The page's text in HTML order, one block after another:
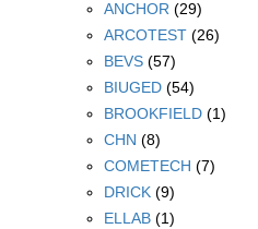
ANCHOR (29)
ARCOTEST (26)
BEVS (57)
BIUGED (54)
BROOKFIELD (1)
CHN (8)
COMETECH (7)
DRICK (9)
ELLAB (1)